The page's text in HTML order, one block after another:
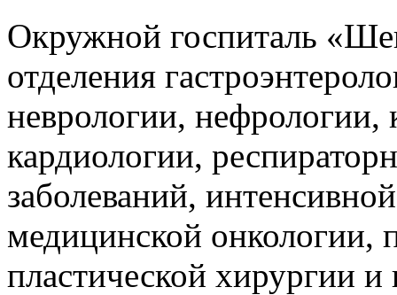
Окружной госпиталь
отделения
неврологии,
кардиологии,
заболеваний,
медицинской онкологии,
пластической хирургии